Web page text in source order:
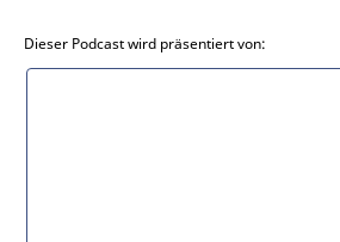
Dieser Podcast wird präsentiert von: